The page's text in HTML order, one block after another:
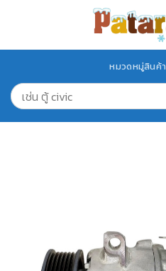
หมวดหมู่สินค้า